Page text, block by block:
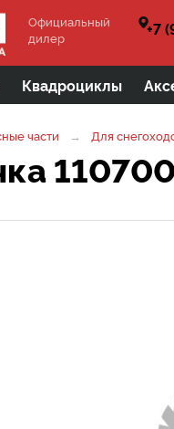
Официальный
дилер
+7
Квадроциклы
части Для